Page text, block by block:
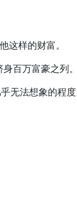
这样的财富。
百万富豪之列。
无法想象的程